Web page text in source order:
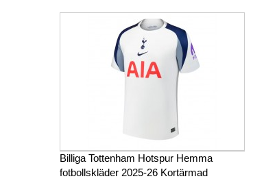
Billiga Tottenham Hotspur Hemma
fotbollskläder 2025-26 Kortärmad